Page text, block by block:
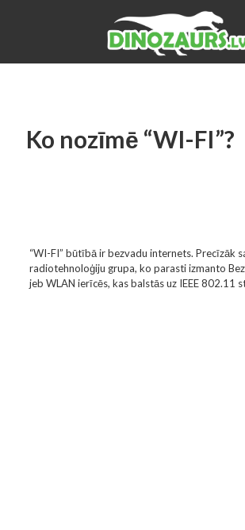
Ko nozīmē “WI-FI”?
“WI-FI” būtībā ir bezvadu internets. Precīzāk
radiotehnoloģiju grupa, ko parasti izmanto
jeb WLAN ierīcēs, kas balstās uz IEEE 802.11